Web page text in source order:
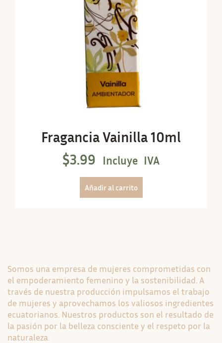
Fragancia Vainilla 10ml
$3.99 Incluye IVA
Añadir al carrito
Somos una empresa de mujeres comprometidas con
el empoderamiento femenino y la sostenibilidad. A
través de nuestra producción impulsamos el trabajo
de mujeres y aprovechamos los valiosos ingredientes
ecuatorianos. Nuestros productos son el resultado de
la pasión por la belleza consciente y el respeto por la
naturaleza.